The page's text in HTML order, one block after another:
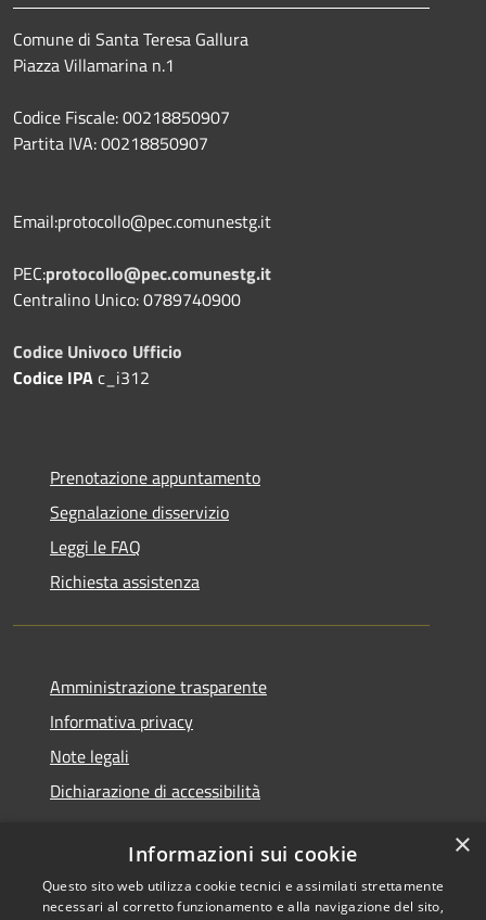
Comune di Santa Teresa Gallura
Piazza Villamarina n.1
Codice Fiscale: 00218850907
Partita IVA: 00218850907
Email:protocollo@pec.comunestg.it
PEC:protocollo@pec.comunestg.it
Centralino Unico: 0789740900
Codice Univoco Ufficio
Codice IPAc_i312
Prenotazione appuntamento
Segnalazione disservizio
Leggi le FAQ
Richiesta assistenza
Amministrazione trasparente
Informativa privacy
Note legali
Dichiarazione di accessibilità
RSS
Copyright © 2026 • Comune di
×
Informazioni sui cookie
Questo sito web utilizza cookie tecnici e assimilati strettamente
necessari al corretto funzionamento e alla navigazione del sito,